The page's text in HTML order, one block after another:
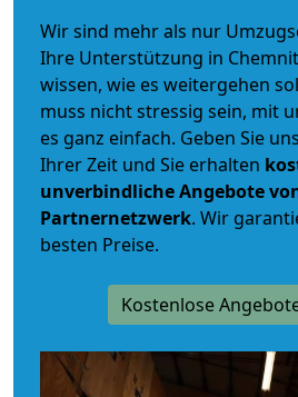
Wir sind mehr als nur
Ihre Unterstützung in
wissen, wie es weitergehen
muss nicht stressig sein, mit
es ganz einfach. Geben Sie
Ihrer Zeit und Sie erhalten
unverbindlicheAngebote
Partnernetzwerk. Wir
besten Preise.
Kostenlose